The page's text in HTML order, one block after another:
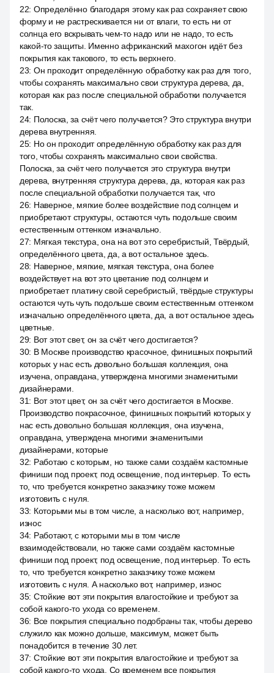
22: Определённо благодаря этому как раз сохраняет свою
форму и не растрескивается ни от влаги, то есть ни от
солнца его вскрывать чем-то надо или не надо, то есть
какой-то защиты. Именно африканский махогон идёт без
покрытия как такового, то есть верхнего.
23: Он проходит определённую обработку как раз для того,
чтобы сохранять максимально свои структура дерева, да,
которая как раз после специальной обработки получается
так.
24: Полоска, за счёт чего получается? Это структура внутри
дерева внутренняя.
25: Но он проходит определённую обработку как раз для
того, чтобы сохранять максимально свои свойства.
Полоска, за счёт чего получается это структура внутри
дерева, внутренняя структура дерева, да, которая как раз
после специальной обработки получается так, что
26: Наверное, мягкие более воздействие под солнцем и
приобретают структуры, остаются чуть подольше своим
естественным оттенком изначально.
27: Мягкая текстура, она на вот это серебристый, Твёрдый,
определённого цвета, да, а вот остальное здесь.
28: Наверное, мягкие, мягкая текстура, она более
воздействует на вот это цветание под солнцем и
приобретает платину свой серебристый, твёрдые структуры
остаются чуть чуть подольше своим естественным оттенком
изначально определённого цвета, да, а вот остальное здесь
цветные.
29: Вот этот свет, он за счёт чего достигается?
30: В Москве производство красочное, финишных покрытий
которых у нас есть довольно большая коллекция, она
изучена, оправдана, утверждена многими знаменитыми
дизайнерами.
31: Вот этот цвет, он за счёт чего достигается в Москве.
Производство покрасочное, финишных покрытий которых у
нас есть довольно большая коллекция, она изучена,
оправдана, утверждена многими знаменитыми
дизайнерами, которые
32: Работаю с которым, но также сами создаём кастомные
финиши под проект, под освещение, под интерьер. То есть
то, что требуется конкретно заказчику тоже можем
изготовить с нуля.
33: Которыми мы в том числе, а насколько вот, например,
износ
34: Работают, с которыми мы в том числе
взаимодействовали, но также сами создаём кастомные
финиши под проект, под освещение, под интерьер. То есть
то, что требуется конкретно заказчику тоже можем
изготовить с нуля. А насколько вот, например, износ
35: Стойкие вот эти покрытия влагостойкие и требуют за
собой какого-то ухода со временем.
36: Все покрытия специально подобраны так, чтобы дерево
служило как можно дольше, максимум, может быть
понадобится в течение 30 лет.
37: Стойкие вот эти покрытия влагостойкие и требуют за
собой какого-то ухода. Со временем все покрытия